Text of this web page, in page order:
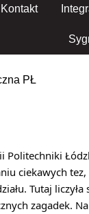
Kontakt
PŁ
ciekawych
Tutaj
zagadek.